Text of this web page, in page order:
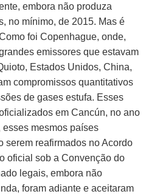
embora não produza
no mínimo, de 2015. Mas é
foi Copenhague, onde,
emissores que estavam
Estados Unidos, China,
compromissos quantitativos
de gases estufa. Esses
em Cancún, no ano
mesmos países
serem reafirmados no Acordo
oficial sob a Convenção do
legais, embora não
foram adiante e aceitaram